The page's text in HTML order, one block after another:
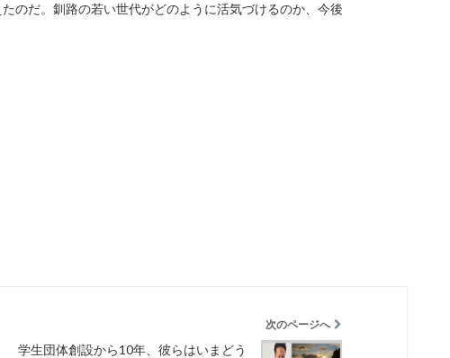
のだ。釧路の若い世代がどのように活気づけるのか、今後
次のページへ
学生団体創設から10年、彼らはいまどう